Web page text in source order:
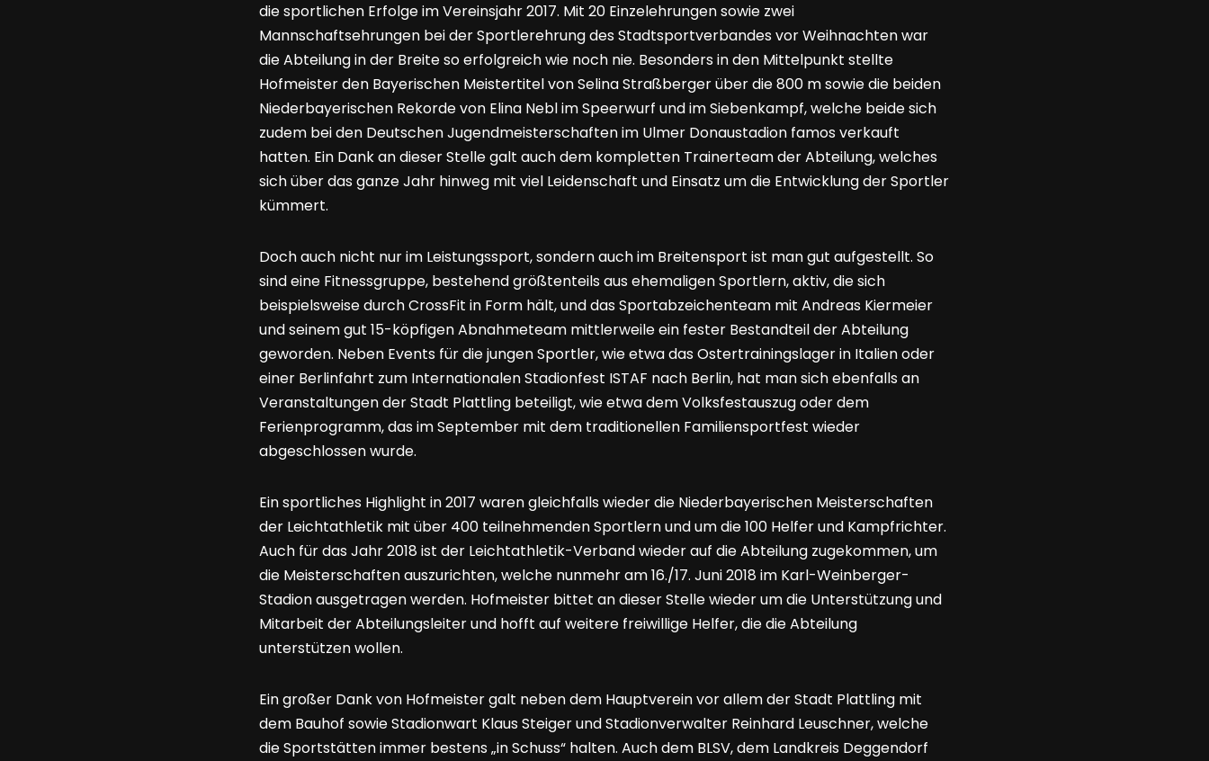
die sportlichen Erfolge im Vereinsjahr 2017. Mit 20 Einzelehrungen sowie zwei
Mannschaftsehrungen bei der Sportlerehrung des Stadtsportverbandes vor Weihnachten war
die Abteilung in der Breite so erfolgreich wie noch nie. Besonders in den Mittelpunkt stellte
Hofmeister den Bayerischen Meistertitel von Selina Straßberger über die 800 m sowie die beiden
Niederbayerischen Rekorde von Elina Nebl im Speerwurf und im Siebenkampf, welche beide sich
zudem bei den Deutschen Jugendmeisterschaften im Ulmer Donaustadion famos verkauft
hatten. Ein Dank an dieser Stelle galt auch dem kompletten Trainerteam der Abteilung, welches
sich über das ganze Jahr hinweg mit viel Leidenschaft und Einsatz um die Entwicklung der Sportler
kümmert.
Doch auch nicht nur im Leistungssport, sondern auch im Breitensport ist man gut aufgestellt. So
sind eine Fitnessgruppe, bestehend größtenteils aus ehemaligen Sportlern, aktiv, die sich
beispielsweise durch CrossFit in Form hält, und das Sportabzeichenteam mit Andreas Kiermeier
und seinem gut 15-köpfigen Abnahmeteam mittlerweile ein fester Bestandteil der Abteilung
geworden. Neben Events für die jungen Sportler, wie etwa das Ostertrainingslager in Italien oder
einer Berlinfahrt zum Internationalen Stadionfest ISTAF nach Berlin, hat man sich ebenfalls an
Veranstaltungen der Stadt Plattling beteiligt, wie etwa dem Volksfestauszug oder dem
Ferienprogramm, das im September mit dem traditionellen Familiensportfest wieder
abgeschlossen wurde.
Ein sportliches Highlight in 2017 waren gleichfalls wieder die Niederbayerischen Meisterschaften
der Leichtathletik mit über 400 teilnehmenden Sportlern und um die 100 Helfer und Kampfrichter.
Auch für das Jahr 2018 ist der Leichtathletik-Verband wieder auf die Abteilung zugekommen, um
die Meisterschaften auszurichten, welche nunmehr am 16./17. Juni 2018 im Karl-Weinberger-
Stadion ausgetragen werden. Hofmeister bittet an dieser Stelle wieder um die Unterstützung und
Mitarbeit der Abteilungsleiter und hofft auf weitere freiwillige Helfer, die die Abteilung
unterstützen wollen.
Ein großer Dank von Hofmeister galt neben dem Hauptverein vor allem der Stadt Plattling mit
dem Bauhof sowie Stadionwart Klaus Steiger und Stadionverwalter Reinhard Leuschner, welche
die Sportstätten immer bestens „in Schuss“ halten. Auch dem BLSV, dem Landkreis Deggendorf